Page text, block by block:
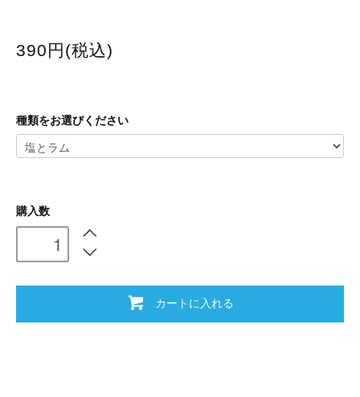
390円(税込)
種類をお選びください
購入数
カートに入れる